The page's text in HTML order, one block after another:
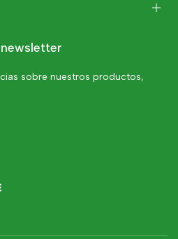
sobre nuestros productos,